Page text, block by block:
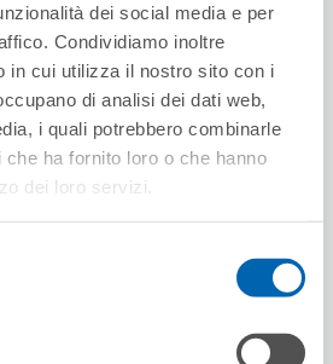
dei social media e per
Condividiamo inoltre
in cui utilizza il nostro sito con i
di analisi dei dati web,
i quali potrebbero combinarle
ha fornito loro o che hanno
dei loro servizi.